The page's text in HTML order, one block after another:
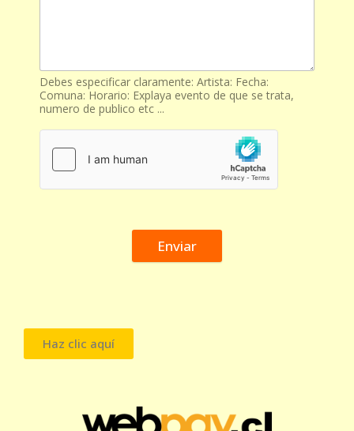
Debes especificar claramente: Artista: Fecha:
Comuna: Horario: Explaya evento de que se trata,
numero de publico etc ...
Enviar
Haz clic aquí